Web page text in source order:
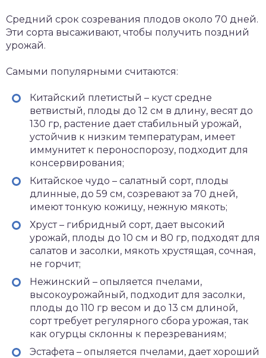
Средний срок созревания плодов около 70 дней.
Эти сорта высаживают, чтобы получить поздний
урожай.
Самыми популярными считаются:
Китайский плетистый – куст средне
ветвистый, плоды до 12 см в длину, весят до
130 гр, растение дает стабильный урожай,
устойчив к низким температурам, имеет
иммунитет к пероноспорозу, подходит для
консервирования;
Китайское чудо – салатный сорт, плоды
длинные, до 59 см, созревают за 70 дней,
имеют тонкую кожицу, нежную мякоть;
Хруст – гибридный сорт, дает высокий
урожай, плоды до 10 см и 80 гр, подходят для
салатов и засолки, мякоть хрустящая, сочная,
не горчит;
Нежинский – опыляется пчелами,
высокоурожайный, подходит для засолки,
плоды до 110 гр весом и до 13 см длиной,
сорт требует регулярного сбора урожая, так
как огурцы склонны к перезреваниям;
Эстафета – опыляется пчелами, дает хороший